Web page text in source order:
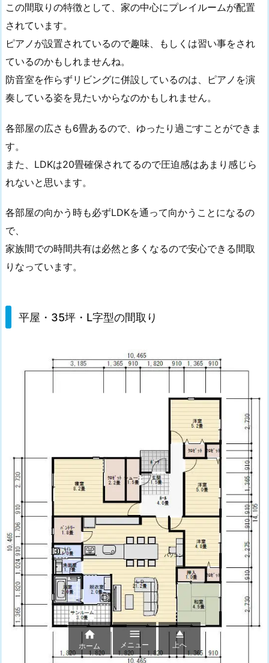
この間取りの特徴として、家の中心にプレイルームが配置
されています。
ピアノが設置されているので趣味、もしくは習い事をされ
ているのかもしれませんね。
防音室を作らずリビングに併設しているのは、ピアノを演
奏している姿を見たいからなのかもしれません。
各部屋の広さも6畳あるので、ゆったり過ごすことができま
す。
また、LDKは20畳確保されてるので圧迫感はあまり感じら
れないと思います。
各部屋の向かう時も必ずLDKを通って向かうことになるの
で、
家族間での時間共有は必然と多くなるので安心できる間取
りなっています。
平屋・35坪・L字型の間取り

ホーム

メニュー

上へ